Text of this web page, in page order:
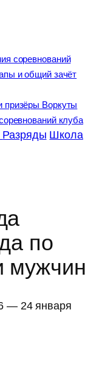
соревнований
и общий зачёт
призёры Воркуты
клуба
Разряды Школа
по
мужчин
— 24 января